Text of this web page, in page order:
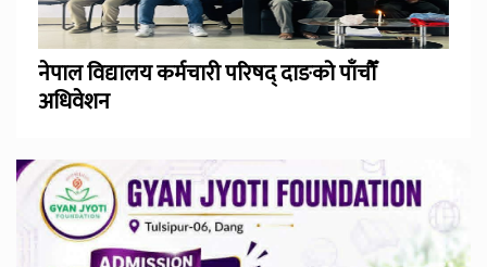
नेपाल विद्यालय कर्मचारी परिषद् दाङको पाँचौँ
अधिवेशन